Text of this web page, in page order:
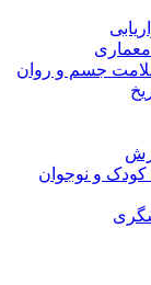
جسم و روان
و نوجوان